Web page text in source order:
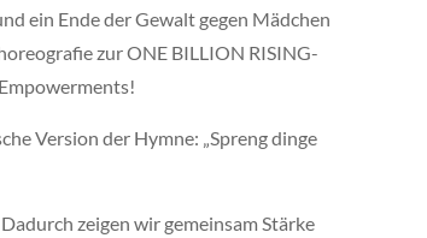
ein Ende der Gewalt gegen Mädchen
zur ONE BILLION RISING-
Version der Hymne: „Spreng dinge
zeigen wir gemeinsam Stärke